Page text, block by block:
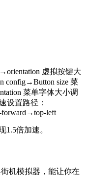
虚拟按键大
config→Button size 菜
菜单字体大小调
设置路径：
left
1.5倍加速。
机模拟器，能让你在